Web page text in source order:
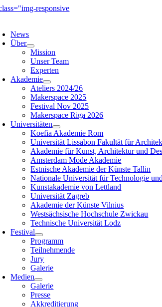
Zum
News
Über
Mission
Unser Team
Experten
Akademie
Ateliers 2024/26
Makerspace 2025
Festival Nov 2025
Makerspace Riga 2026
Universitäten
Koefia Akademie Rom
Universität Lissabon Fakultät für
Akademie für Kunst, Architektur und
Amsterdam Mode Akademie
Estnische Akademie der Künste Tallin
Nationale Universität für Technologie
Kunstakademie von Lettland
Universität Zagreb
Akademie der Künste Vilnius
Westsächsische Hochschule Zwickau
Technische Universität Lodz
Festival
Programm
Teilnehmende
Jury
Galerie
Medien
Galerie
Presse
Akkreditierung